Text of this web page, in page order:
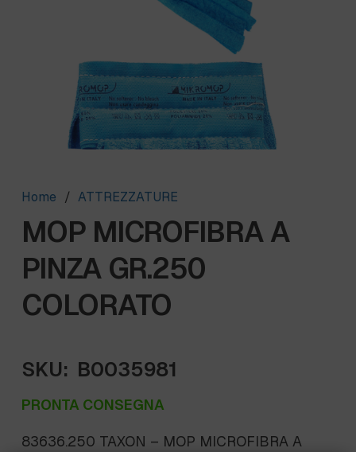
Home / ATTREZZATURE
MOP MICROFIBRA A
PINZA GR.250
COLORATO
SKU: B0035981
PRONTA CONSEGNA
83636.250 TAXON – MOP MICROFIBRA A